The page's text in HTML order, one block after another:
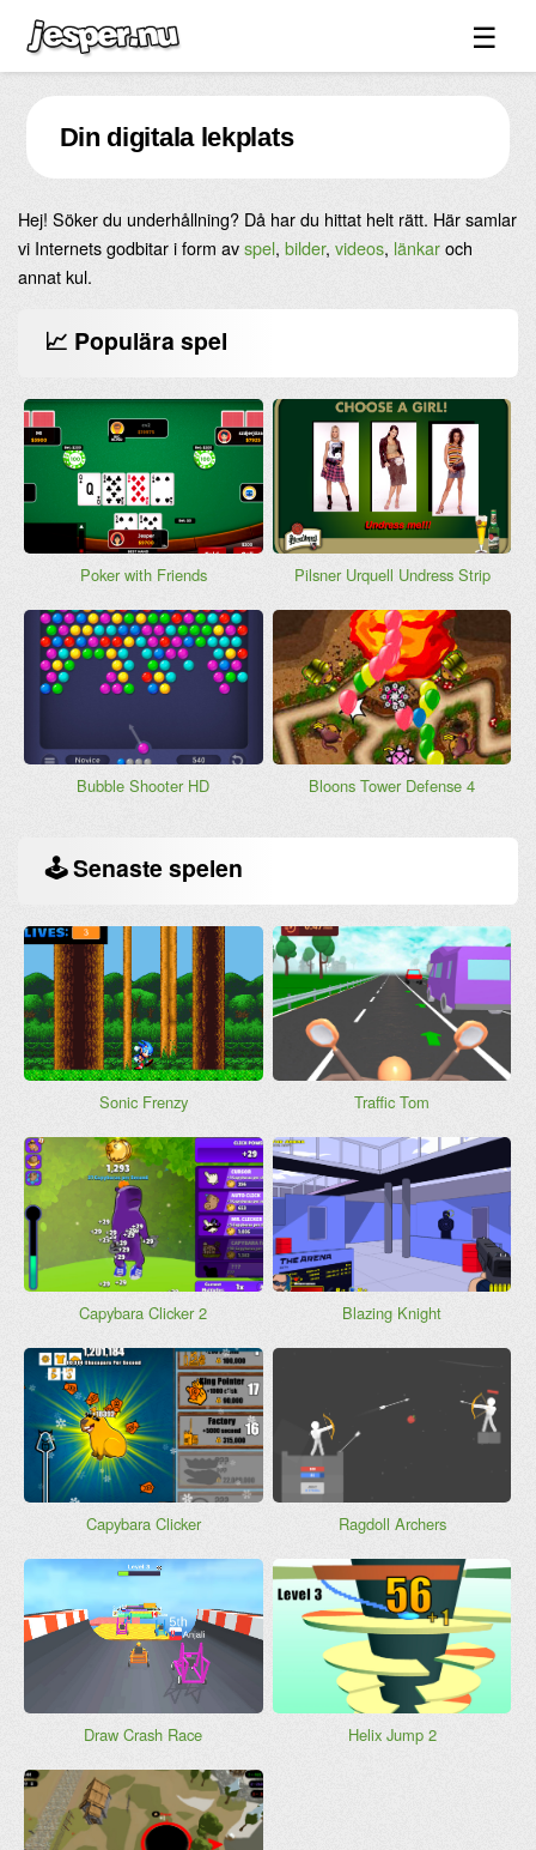
☰
Spel ↓
Bilder ↓
Forum ↓
Länkar
Videos
Din digitala lekplats
Hej! Söker du underhållning? Då har du hittat helt rätt. Här samlar
vi Internets godbitar i form avspel, bilder, videos, länkaroch
annat kul.
📈 Populära spel
Poker with Friends Pilsner Urquell Undress Strip
Bubble Shooter HD Bloons Tower Defense 4
🕹Senaste spelen
Sonic Frenzy Traffic Tom
Capybara Clicker 2 Blazing Knight
Capybara Clicker Ragdoll Archers
Draw Crash Race Helix Jump 2